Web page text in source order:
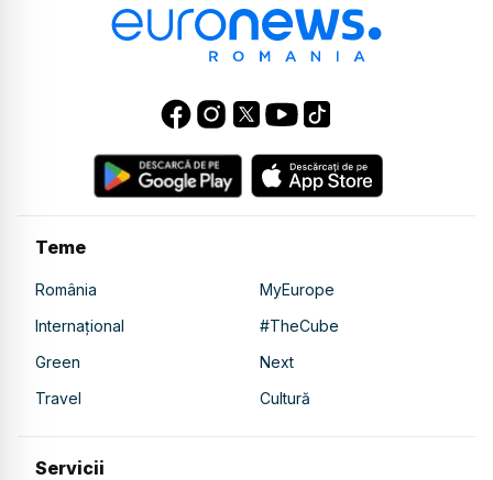
Teme
România
MyEurope
Internațional
#TheCube
Green
Next
Travel
Cultură
Servicii